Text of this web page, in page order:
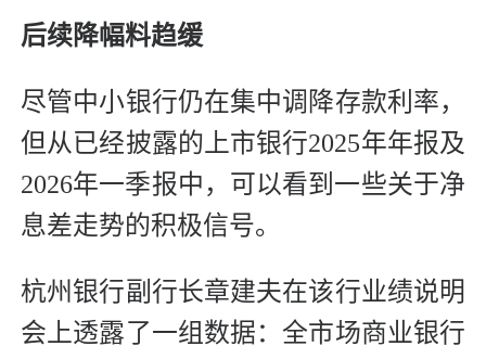
后续降幅料趋缓
尽管中小银行仍在集中调降存款利率，
但从已经披露的上市银行2025年年报及
2026年一季报中，可以看到一些关于净
息差走势的积极信号。
杭州银行副行长章建夫在该行业绩说明
会上透露了一组数据：全市场商业银行